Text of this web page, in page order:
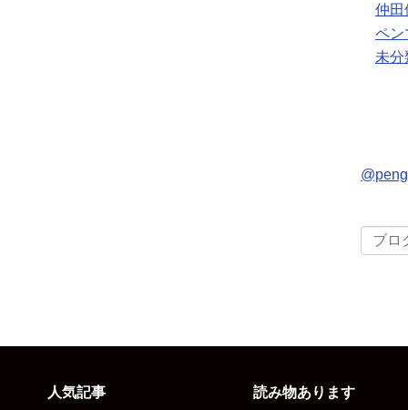
仲田
ペン
未分
人気記事 読み物あります